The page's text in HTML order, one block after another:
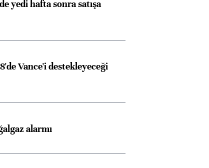
yedi hafta sonra satışa
Vance'i destekleyeceği
alarmı